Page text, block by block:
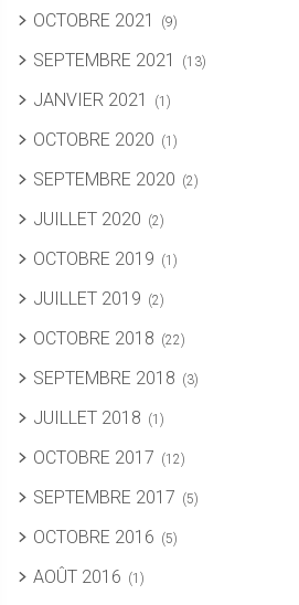
OCTOBRE 2021 (9)
SEPTEMBRE 2021 (13)
JANVIER 2021 (1)
OCTOBRE 2020 (1)
SEPTEMBRE 2020 (2)
JUILLET 2020 (2)
OCTOBRE 2019 (1)
JUILLET 2019 (2)
OCTOBRE 2018 (22)
SEPTEMBRE 2018 (3)
JUILLET 2018 (1)
OCTOBRE 2017 (12)
SEPTEMBRE 2017 (5)
OCTOBRE 2016 (5)
AOÛT 2016 (1)